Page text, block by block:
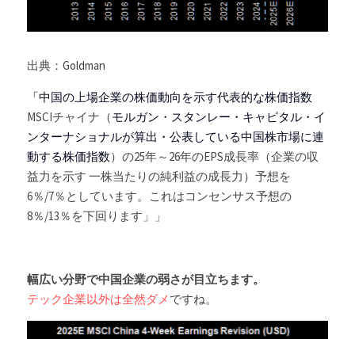
出典：Goldman
「中国の上場企業の株価動向を示す代表的な株価指数
MSCIチャイナ（モルガン・スタンレー・キャピタル・イ
ンターナショナルが算出・公表している中国株市場に連
動する株価指数）の25年～26年のEPS成長率（企業の収
益力を示す 一株当たりの純利益の成長力）予想を
6％/7％としています。これはコンセンサス予想の
8％/13％を下回ります」」
幅広い分野で中国企業の弱さが目立ちます。
テック企業以外は全然ダメ ですね。